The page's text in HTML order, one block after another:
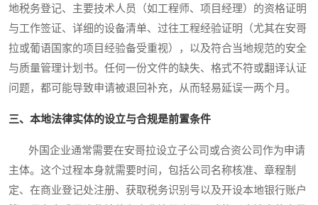
地税务登记、主要技术人员（如工程师、项目经理）的资格证明
与工作签证、详细的设备清单、过往工程经验证明（尤其在安哥
拉或葡语国家的项目经验备受重视），以及符合当地规范的安全
与质量管理计划书。任何一份文件的缺失、格式不符或翻译认证
问题，都可能导致申请被退回补充，从而轻易延误一两个月。
三、本地法律实体的设立与合规是前置条件
外国企业通常需要在安哥拉设立子公司或合资公司作为申请
主体。这个过程本身就需要时间，包括公司名称核准、章程制
定、在商业登记处注册、获取税务识别号以及开设本地银行账户